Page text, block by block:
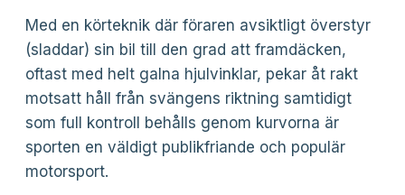
Med en körteknik där föraren avsiktligt överstyr
(sladdar) sin bil till den grad att framdäcken,
oftast med helt galna hjulvinklar, pekar åt rakt
motsatt håll från svängens riktning samtidigt
som full kontroll behålls genom kurvorna är
sporten en väldigt publikfriande och populär
motorsport.